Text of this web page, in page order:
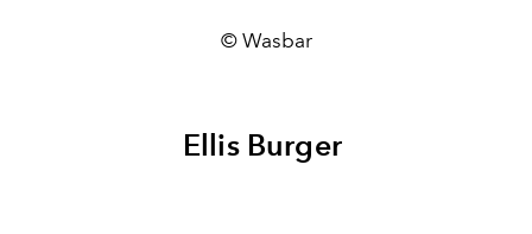
© Wasbar
Ellis Burger